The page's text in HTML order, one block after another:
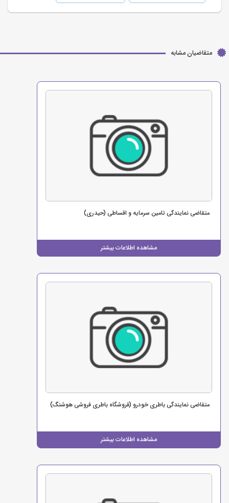
متقاضیان مشابه
مشاهده اطلاعات بیشتر
متقاضی نمایندگی تامین سرمایه و اقساطی (حیدری)
مشاهده اطلاعات بیشتر
متقاضی نمایندگی باطری خودرو (فروشگاه باطری فروشی هوشنگ)